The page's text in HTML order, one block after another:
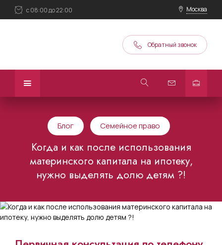
с 08:00 до 22:00 Москва
Обратный звонок
Блог Семейное право
Когда и как после использования
материнского капитала на ипотеку,
нужно выделять долю детям ?!